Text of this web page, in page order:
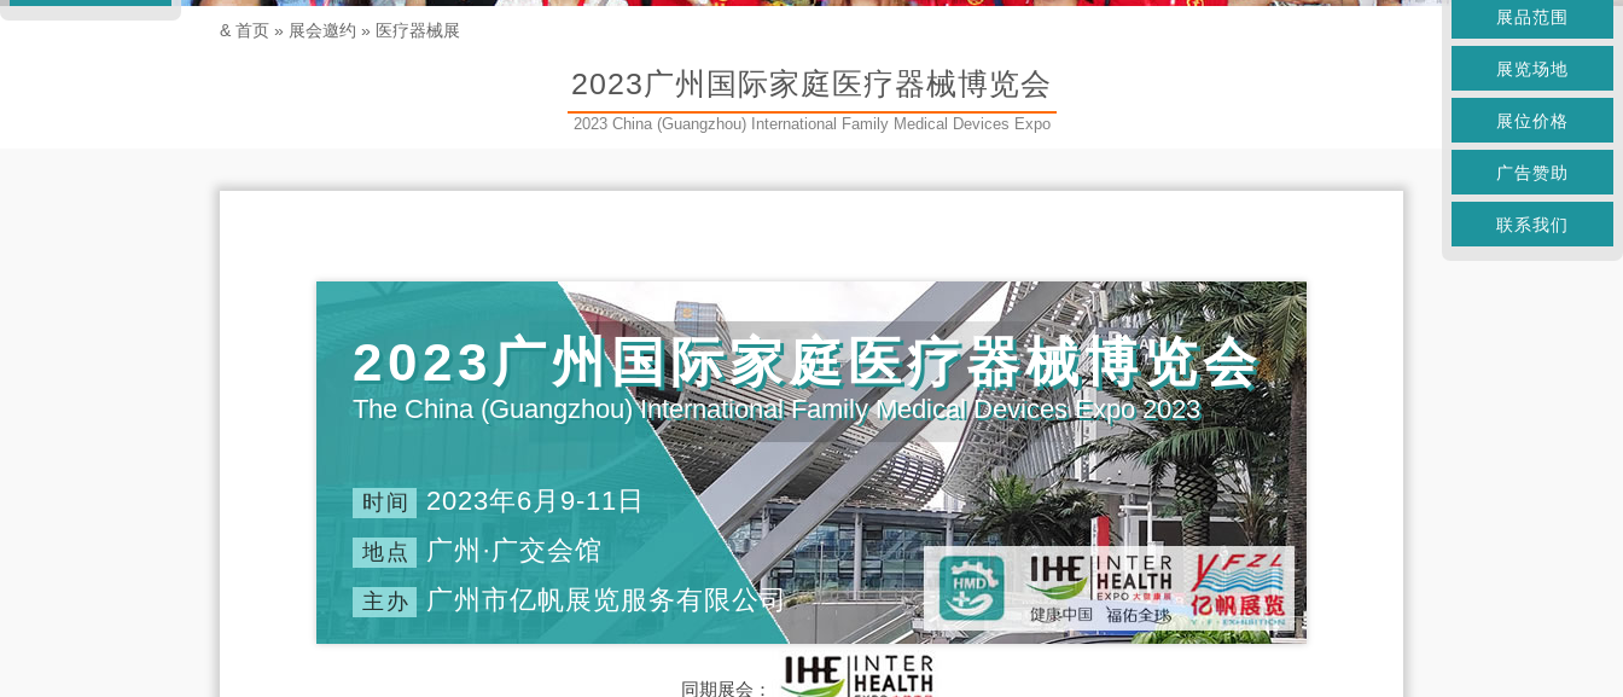
& 首页 » 展会邀约 » 医疗器械展
2023广州国际家庭医疗器械博览会
2023 China (Guangzhou) International Family Medical Devices Expo
展品范围
展览场地
展位价格
广告赞助
联系我们
2023广州国际家庭医疗器械博览会
The China (Guangzhou) International Family Medical Devices Expo 2023
时间 2023年6月9-11日
地点 广州·广交会馆
主办 广州市亿帆展览服务有限公司
同期展会：